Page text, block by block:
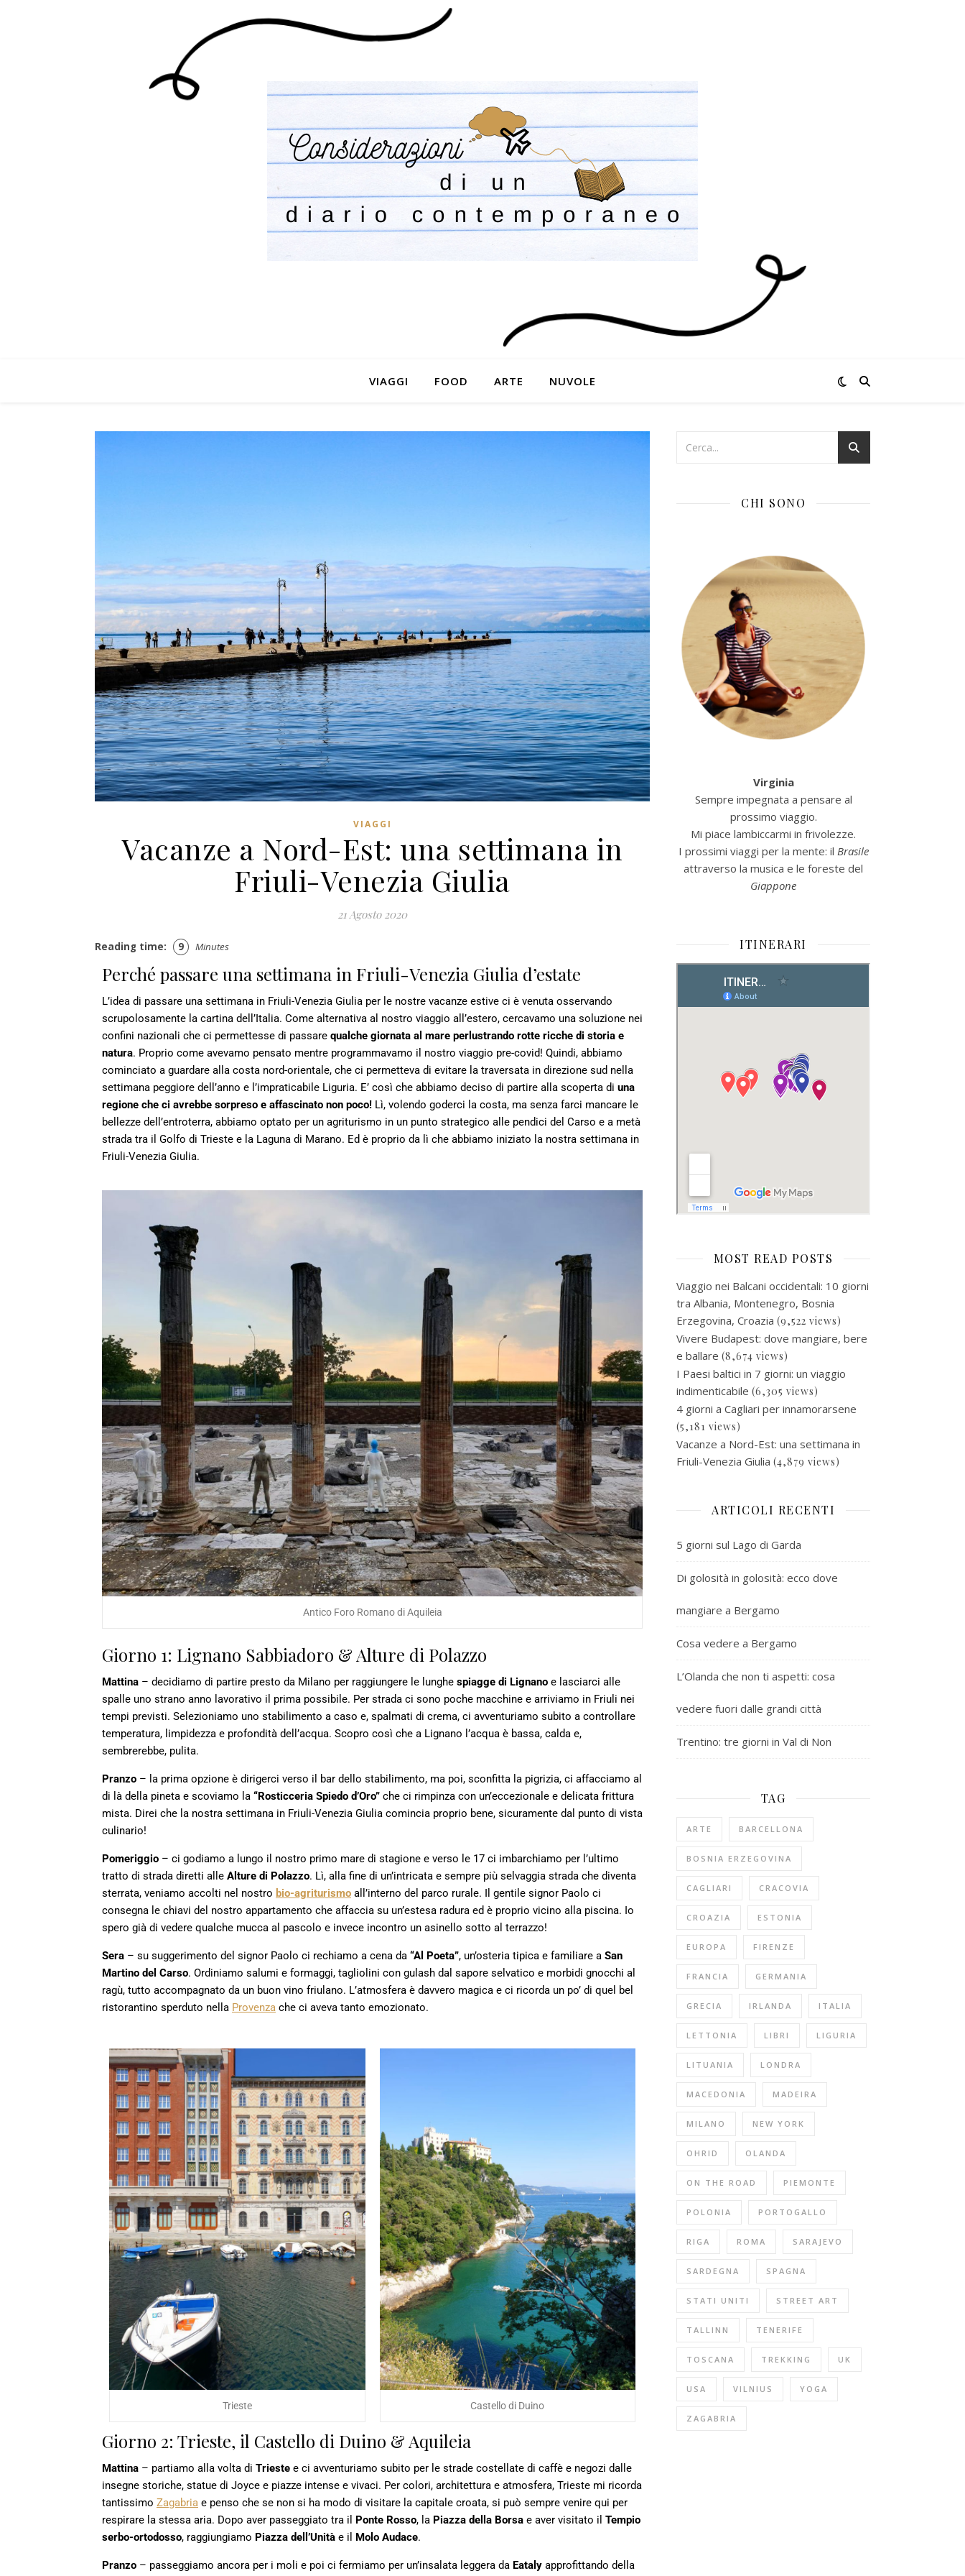
VIAGGI FOOD ARTE NUVOLE
VIAGGI
Vacanze a Nord-Est: una settimana in
Friuli-Venezia Giulia
21 Agosto 2020
Reading time: 9 Minutes
Perché passare una settimana in Friuli-Venezia Giulia d’estate
L’idea di passare una settimana in Friuli-Venezia Giulia per le nostre vacanze estive ci è venuta osservando
scrupolosamente la cartina dell’Italia. Come alternativa al nostro viaggio all’estero, cercavamo una soluzione nei
confini nazionali che ci permettesse di passare qualche giornata al mare perlustrando rotte ricche di storia e
natura. Proprio come avevamo pensato mentre programmavamo il nostro viaggio pre-covid! Quindi, abbiamo
cominciato a guardare alla costa nord-orientale, che ci permetteva di evitare la traversata in direzione sud nella
settimana peggiore dell’anno e l’impraticabile Liguria. E’ così che abbiamo deciso di partire alla scoperta di una
regione che ci avrebbe sorpreso e affascinato non poco! Lì, volendo goderci la costa, ma senza farci mancare le
bellezze dell’entroterra, abbiamo optato per un agriturismo in un punto strategico alle pendici del Carso e a metà
strada tra il Golfo di Trieste e la Laguna di Marano. Ed è proprio da lì che abbiamo iniziato la nostra settimana in
Friuli-Venezia Giulia.
Antico Foro Romano di Aquileia
Giorno 1: Lignano Sabbiadoro & Alture di Polazzo
Mattina – decidiamo di partire presto da Milano per raggiungere le lunghe spiagge di Lignano e lasciarci alle
spalle uno strano anno lavorativo il prima possibile. Per strada ci sono poche macchine e arriviamo in Friuli nei
tempi previsti. Selezioniamo uno stabilimento a caso e, spalmati di crema, ci avventuriamo subito a controllare
temperatura, limpidezza e profondità dell’acqua. Scopro così che a Lignano l’acqua è bassa, calda e,
sembrerebbe, pulita.
Pranzo – la prima opzione è dirigerci verso il bar dello stabilimento, ma poi, sconfitta la pigrizia, ci affacciamo al
di là della pineta e scoviamo la “Rosticceria Spiedo d’Oro” che ci rimpinza con un’eccezionale e delicata frittura
mista. Direi che la nostra settimana in Friuli-Venezia Giulia comincia proprio bene, sicuramente dal punto di vista
culinario!
Pomeriggio – ci godiamo a lungo il nostro primo mare di stagione e verso le 17 ci imbarchiamo per l’ultimo
tratto di strada diretti alle Alture di Polazzo. Lì, alla fine di un’intricata e sempre più selvaggia strada che diventa
sterrata, veniamo accolti nel nostro bio-agriturismo all’interno del parco rurale. Il gentile signor Paolo ci
consegna le chiavi del nostro appartamento che affaccia su un’estesa radura ed è proprio vicino alla piscina. Io
spero già di vedere qualche mucca al pascolo e invece incontro un asinello sotto al terrazzo!
Sera – su suggerimento del signor Paolo ci rechiamo a cena da “Al Poeta”, un’osteria tipica e familiare a San
Martino del Carso. Ordiniamo salumi e formaggi, tagliolini con gulash dal sapore selvatico e morbidi gnocchi al
ragù, tutto accompagnato da un buon vino friulano. L’atmosfera è davvero magica e ci ricorda un po’ di quel bel
ristorantino sperduto nella Provenza che ci aveva tanto emozionato.
Trieste Castello di Duino
Giorno 2: Trieste, il Castello di Duino & Aquileia
Mattina – partiamo alla volta di Trieste e ci avventuriamo subito per le strade costellate di caffè e negozi dalle
insegne storiche, statue di Joyce e piazze intense e vivaci. Per colori, architettura e atmosfera, Trieste mi ricorda
tantissimo Zagabria e penso che se non si ha modo di visitare la capitale croata, si può sempre venire qui per
respirare la stessa aria. Dopo aver passeggiato tra il
Ponte Rosso, la Piazza della Borsa e aver visitato il Tempio
serbo-ortodosso, raggiungiamo Piazza dell’Unità e il Molo Audace.
Pranzo – passeggiamo ancora per i moli e poi ci fermiamo per un’insalata leggera da Eataly approfittando della
CHI SONO
Virginia
Sempre impegnata a pensare al
prossimo viaggio.
Mi piace lambiccarmi in frivolezze.
I prossimi viaggi per la mente: il Brasile
attraverso la musica e le foreste del
Giappone
ITINERARI
MOST READ POSTS
Viaggio nei Balcani occidentali: 10 giorni
tra Albania, Montenegro, Bosnia
Erzegovina, Croazia (9,522 views)
Vivere Budapest: dove mangiare, bere
e ballare (8,674 views)
I Paesi baltici in 7 giorni: un viaggio
indimenticabile (6,305 views)
4 giorni a Cagliari per innamorarsene
(5,181 views)
Vacanze a Nord-Est: una settimana in
Friuli-Venezia Giulia (4,879 views)
ARTICOLI RECENTI
5 giorni sul Lago di Garda
Di golosità in golosità: ecco dove
mangiare a Bergamo
Cosa vedere a Bergamo
L’Olanda che non ti aspetti: cosa
vedere fuori dalle grandi città
Trentino: tre giorni in Val di Non
TAG
ARTE BARCELLONA
BOSNIA ERZEGOVINA
CAGLIARI CRACOVIA
CROAZIA ESTONIA
EUROPA FIRENZE
FRANCIA GERMANIA
GRECIA IRLANDA ITALIA
LETTONIA LIBRI LIGURIA
LITUANIA LONDRA
MACEDONIA MADEIRA
MILANO NEW YORK
OHRID OLANDA
ON THE ROAD PIEMONTE
POLONIA PORTOGALLO
RIGA ROMA SARAJEVO
SARDEGNA SPAGNA
STATI UNITI STREET ART
TALLINN TENERIFE
TOSCANA TREKKING UK
USA VILNIUS YOGA
ZAGABRIA